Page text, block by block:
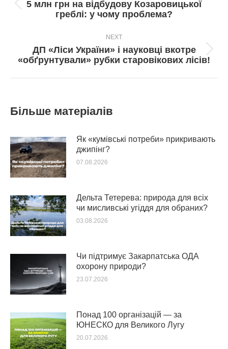
Попередній
пост:
5 млн грн на відбудову Козаровицької
греблі: у чому проблема?
NEXT
Next
post:
ДП «Ліси України» і науковці вкотре
«обґрунтували» рубки старовікових лісів!
Більше матеріалів
Як «кумівські потреби» прикривають
джипінг?
07.08.2026
Дельта Тетерева: природа для всіх
чи мисливські угіддя для обраних?
03.08.2026
Чи підтримує Закарпатська ОДА
охорону природи?
23.07.2026
Понад 100 організацій — за
ЮНЕСКО для Великого Лугу
20.07.2026